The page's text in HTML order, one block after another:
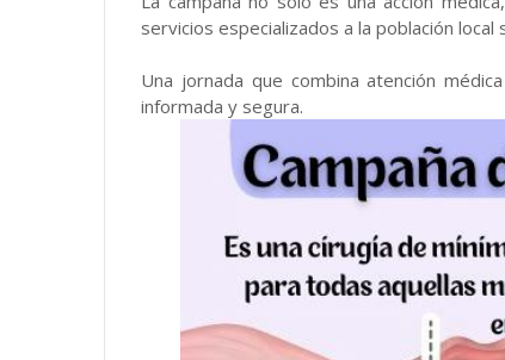
servicios especializados a la población
Una jornada que combina atención
informada y segura.